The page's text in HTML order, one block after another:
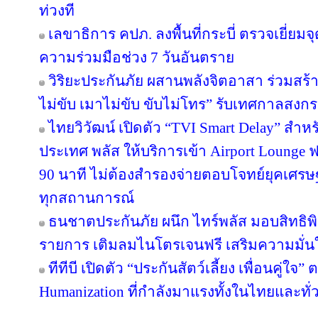
ท่วงที
เลขาธิการ คปภ. ลงพื้นที่กระบี่ ตรวจเยี่ย
ความร่วมมือช่วง 7 วันอันตราย
วิริยะประกันภัย ผสานพลังจิตอาสา ร่วมส
ไม่ขับ เมาไม่ขับ ขับไม่โทร” รับเทศกาลสงก
ไทยวิวัฒน์ เปิดตัว “TVI Smart Delay” สำ
ประเทศ พลัส ให้บริการเข้า Airport
90 นาที ไม่ต้องสำรองจ่ายตอบโจทย์ยุคเศ
ทุกสถานการณ์
ธนชาตประกันภัย ผนึก ไทร์พลัส มอบสิทธิ
รายการ เติมลมไนโตรเจนฟรี เสริมความมั่
ทีทีบี เปิดตัว “ประกันสัตว์เลี้ยง เพื่อนคู่ใจ”
Humanization ที่กำลังมาแรงทั้งในไทยและทั่